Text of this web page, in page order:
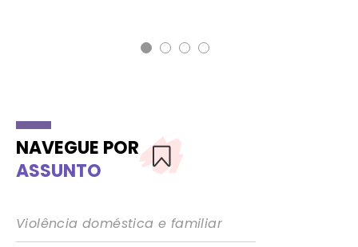
NAVEGUE POR
ASSUNTO
Violência doméstica e familiar